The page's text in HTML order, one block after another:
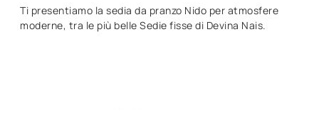
Ti presentiamo la sedia da pranzo Nido per atmosfere
moderne, tra le più belle Sedie fisse di Devina Nais.